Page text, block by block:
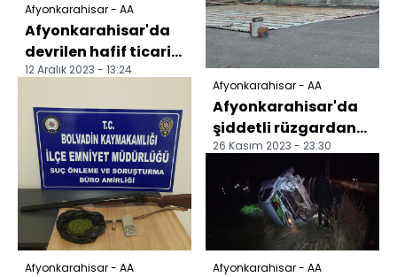
Afyonkarahisar - AA
Afyonkarahisar'da
devrilen hafif ticari
aracın sürücüsü
12 Aralık 2023 - 13:24
Afyonkarahisar - AA
Afyonkarahisar - AA
Afyonkarahisar'da
şiddetli rüzgardan
Dişli Belediyesinin
çatısı uçtu
26 Kasım 2023 - 23:30
Afyonkarahisar - AA